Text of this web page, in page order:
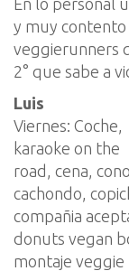
y muy contento
veggierunners
2° que sabe a
Luis
Viernes: Coche,
karaoke on the
road, cena,
cachondo,
compañia
donuts vegan
montaje veggie